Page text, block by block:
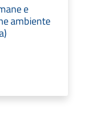
e
ambiente